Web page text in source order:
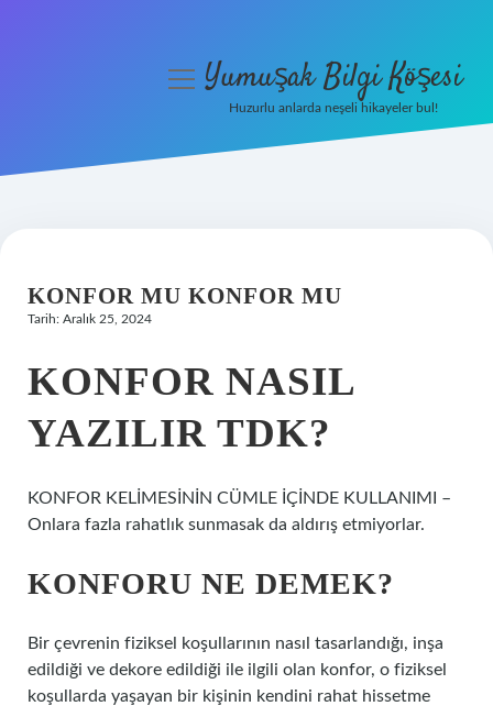
Hakkımızda
menüyüYumuşak Bilgi Köşesi
Huzurlu anlarda neşeli hikayeler bul!
KONFOR MU KONFOR MU
Tarih: Aralık 25, 2024
KONFOR NASIL
YAZILIR TDK?
KONFOR KELİMESİNİN CÜMLE İÇİNDE KULLANIMI –
Onlara fazla rahatlık sunmasak da aldırış etmiyorlar.
KONFORU NE DEMEK?
Bir çevrenin fiziksel koşullarının nasıl tasarlandığı, inşa
edildiği ve dekore edildiği ile ilgili olan konfor, o fiziksel
koşullarda yaşayan bir kişinin kendini rahat hissetme